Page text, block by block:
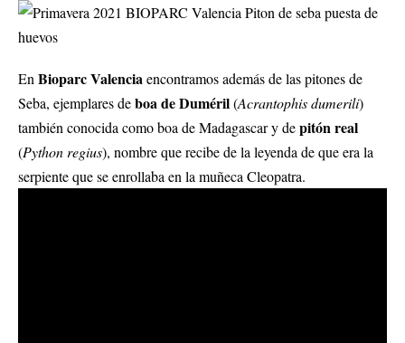
EnBioparc Valenciaencontramos además de las pitones de
Seba, ejemplares deboa de Duméril(Acrantophis dumerili)
también conocida como boa de Madagascar y depitón real
(Python regius), nombre que recibe de la leyenda de que era la
serpiente que se enrollaba en la muñeca Cleopatra.